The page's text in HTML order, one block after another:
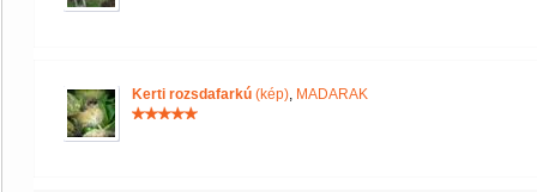
Kerti rozsdafarkú (kép), MADARAK